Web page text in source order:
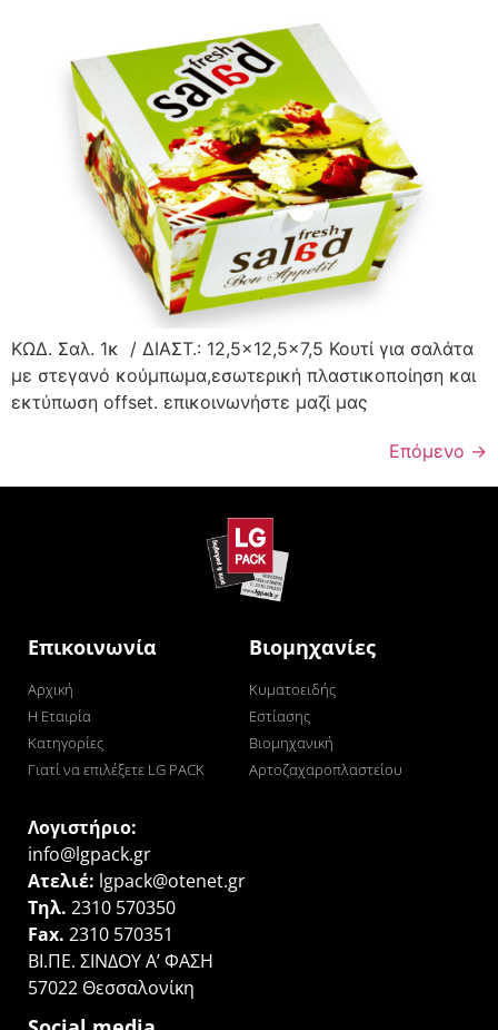
ΚΩΔ. Σαλ. 1κ / ΔΙΑΣΤ.: 12,5×12,5×7,5 Κουτί για σαλάτα
με στεγανό κούμπωμα,εσωτερική πλαστικοποίηση και
εκτύπωση offset. επικοινωνήστε μαζί μας
Επόμενο →
Επικοινωνία
Αρχική
Η Εταιρία
Κατηγορίες
Γιατί να επιλέξετε LG PACK
Βιομηχανίες
Κυματοειδής
Εστίασης
Βιομηχανική
Αρτοζαχαροπλαστείου
Λογιστήριο:
info@lgpack.gr
Ατελιέ: lgpack@otenet.gr
Τηλ. 2310 570350
Fax. 2310 570351
ΒΙ.ΠΕ. ΣΙΝΔΟΥ Α’ ΦΑΣΗ
57022 Θεσσαλονίκη